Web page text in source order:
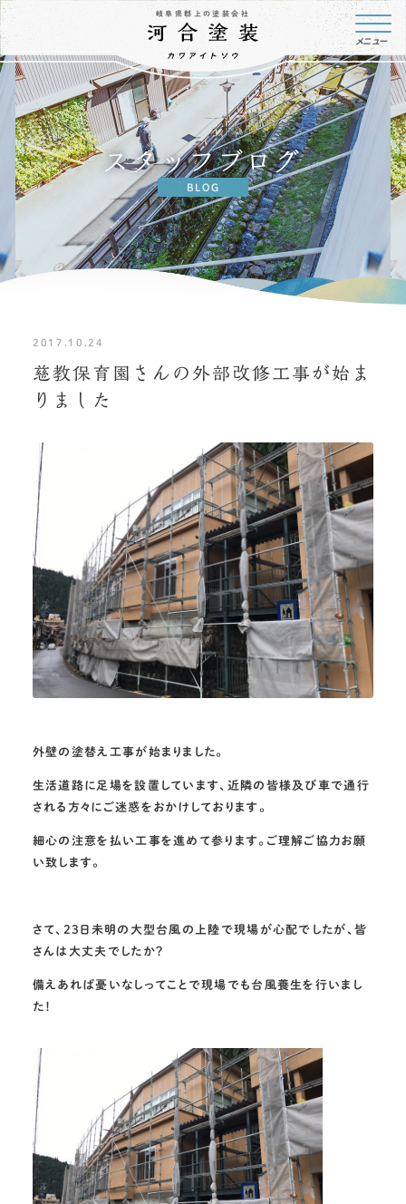
岐阜県郡上の塗装会社
メニュー
スタッフブログ
BLOG
2017.10.24
慈教保育園さんの外部改修工事が始ま
りました
外壁の塗替え工事が始まりました。
生活道路に足場を設置しています、近隣の皆様及び車で通行
される方々にご迷惑をおかけしております。
細心の注意を払い工事を進めて参ります。ご理解ご協力お願
い致します。
さて、23日未明の大型台風の上陸で現場が心配でしたが、皆
さんは大丈夫でしたか？
備えあれば憂いなしってことで現場でも台風養生を行いまし
た！